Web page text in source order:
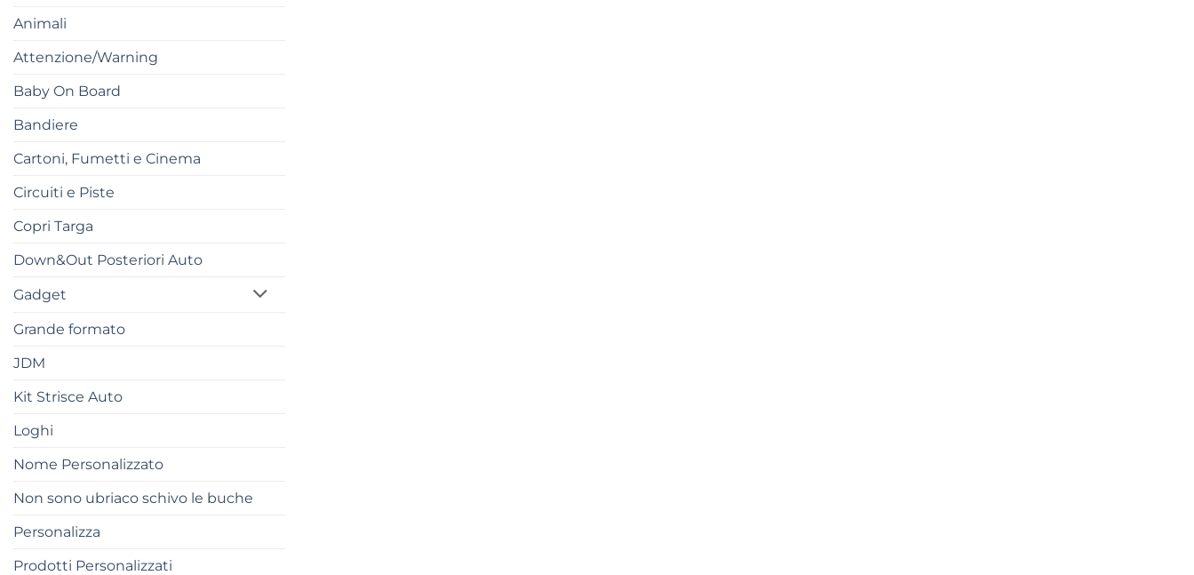
Animali
Attenzione/Warning
Baby On Board
Bandiere
Cartoni, Fumetti e Cinema
Circuiti e Piste
Copri Targa
Down&Out Posteriori Auto
Gadget
Grande formato
JDM
Kit Strisce Auto
Loghi
Nome Personalizzato
Non sono ubriaco schivo le buche
Personalizza
Prodotti Personalizzati